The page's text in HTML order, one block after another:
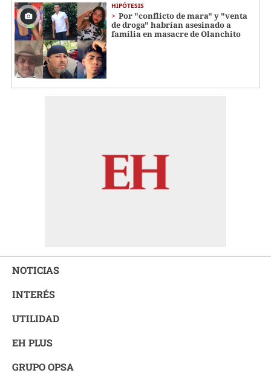
HIPÓTESIS
Por "conflicto de mara" y "venta
de droga" habrían asesinado a
familia en masacre de Olanchito
NOTICIAS
INTERÉS
UTILIDAD
EH PLUS
GRUPO OPSA